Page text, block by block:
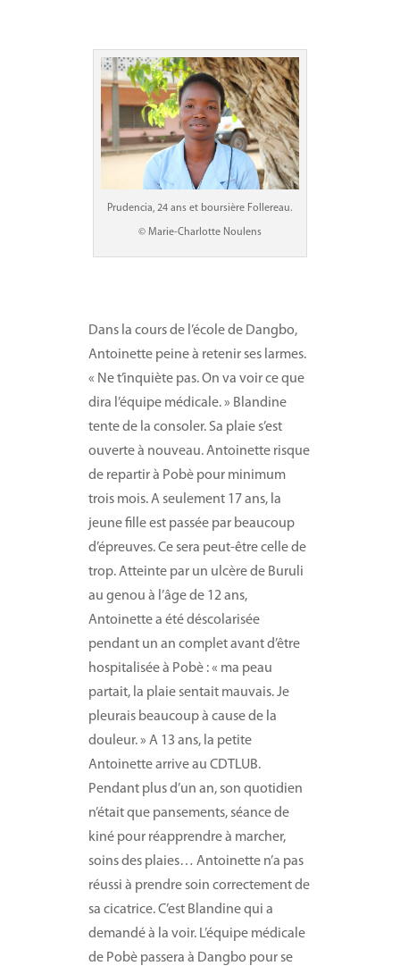
Prudencia, 24 ans et boursière Follereau.
© Marie-Charlotte Noulens
Dans la cours de l’école de Dangbo,
Antoinette peine à retenir ses larmes.
« Ne t’inquiète pas. On va voir ce que
dira l’équipe médicale. » Blandine
tente de la consoler. Sa plaie s’est
ouverte à nouveau. Antoinette risque
de repartir à Pobè pour minimum
trois mois. A seulement 17 ans, la
jeune fille est passée par beaucoup
d’épreuves. Ce sera peut-être celle de
trop. Atteinte par un ulcère de Buruli
au genou à l’âge de 12 ans,
Antoinette a été déscolarisée
pendant un an complet avant d’être
hospitalisée à Pobè : « ma peau
partait, la plaie sentait mauvais. Je
pleurais beaucoup à cause de la
douleur. » A 13 ans, la petite
Antoinette arrive au CDTLUB.
Pendant plus d’un an, son quotidien
n’était que pansements, séance de
kiné pour réapprendre à marcher,
soins des plaies… Antoinette n’a pas
réussi à prendre soin correctement de
sa cicatrice. C’est Blandine qui a
demandé à la voir. L’équipe médicale
de Pobè passera à Dangbo pour se